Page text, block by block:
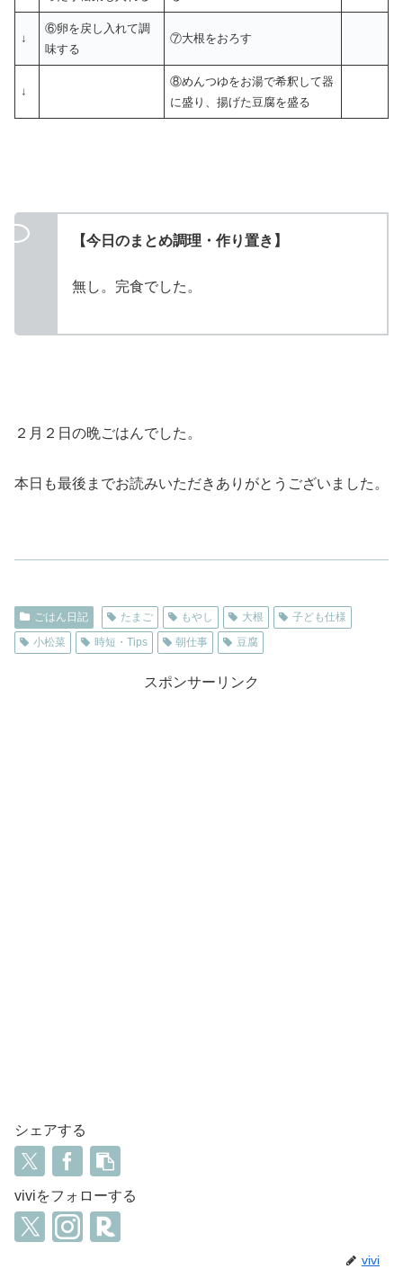
↓
⑥卵を戻し入れて調
味する
⑦大根をおろす
↓
⑧めんつゆをお湯で希釈して器
に盛り、揚げた豆腐を盛る
【今日のまとめ調理・作り置き】
無し。完食でした。
２月２日の晩ごはんでした。
本日も最後までお読みいただきありがとうございました。
ごはん日記 たまご もやし 大根
子ども仕様
小松菜
時短・Tips 朝仕事 豆腐
スポンサーリンク
シェアする
viviをフォローする
vivi